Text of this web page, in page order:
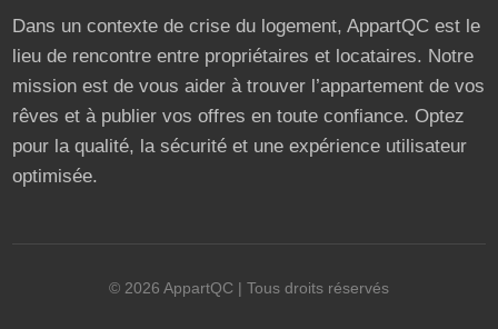
Dans un contexte de crise du logement, AppartQC est le
lieu de rencontre entre propriétaires et locataires. Notre
mission est de vous aider à trouver l’appartement de vos
rêves et à publier vos offres en toute confiance. Optez
pour la qualité, la sécurité et une expérience utilisateur
optimisée.
© 2026 AppartQC | Tous droits réservés